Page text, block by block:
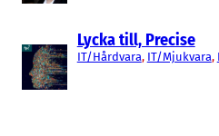
Lycka till, Precise
IT/Hårdvara, IT/Mjukvara,